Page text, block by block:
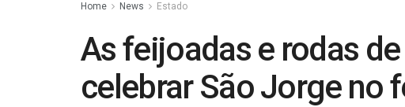
Home News Estado
As feijoadas e rodas
celebrar São Jorge no